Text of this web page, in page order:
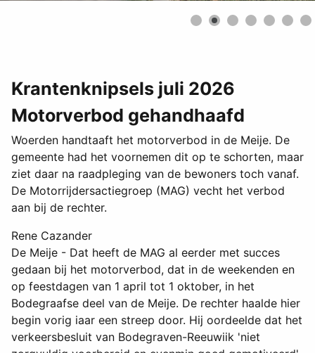
Krantenknipsels juli 2026
Motorverbod gehandhaafd
Woerden handtaaft het motorverbod in de Meije. De
gemeente had het voornemen dit op te schorten, maar
ziet daar na raadpleging van de bewoners toch vanaf.
De Motorrijdersactiegroep (MAG) vecht het verbod
aan bij de rechter.
Rene Cazander
De Meije - Dat heeft de MAG al eerder met succes
gedaan bij het motorverbod, dat in de weekenden en
op feestdagen van 1 april tot 1 oktober, in het
Bodegraafse deel van de Meije. De rechter haalde hier
begin vorig iaar een streep door. Hij oordeelde dat het
verkeersbesluit van Bodegraven-Reeuwiik 'niet